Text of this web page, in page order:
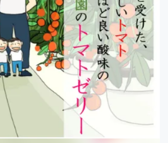
チャレンジ ビュー
CAMPFIRE for Social Good CAMPFIRE
CAMPFIREふるさと納税
machi-ya コミュ